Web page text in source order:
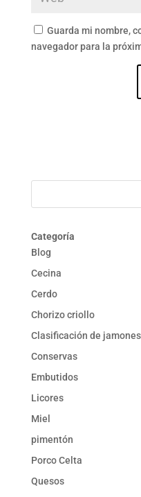
Guarda mi nombre,
navegador para la
Categoría
Blog
Cecina
Cerdo
Chorizo criollo
Clasificación de jamones
Conservas
Embutidos
Licores
Miel
pimentón
Porco Celta
Quesos